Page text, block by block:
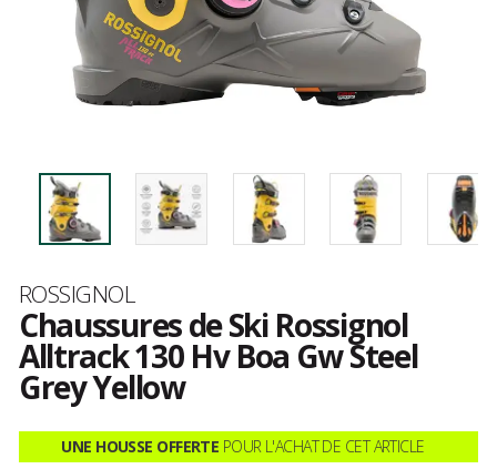
Marque
ROSSIGNOL
Chaussures de Ski Rossignol
Alltrack 130 Hv Boa Gw Steel
Grey Yellow
avis
clientsUNE HOUSSE OFFERTE POUR L'ACHAT DE CET ARTICLE